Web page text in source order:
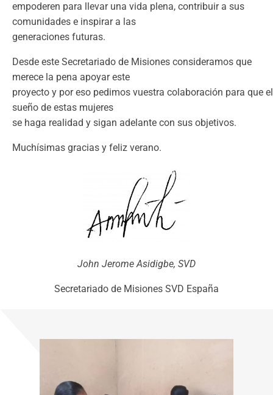
empoderen para llevar una vida plena, contribuir a sus
comunidades e inspirar a las
generaciones futuras.
Desde este Secretariado de Misiones consideramos que
merece la pena apoyar este
proyecto y por eso pedimos vuestra colaboración para que el
sueño de estas mujeres
se haga realidad y sigan adelante con sus objetivos.
Muchísimas gracias y feliz verano.
John Jerome Asidigbe, SVD
Secretariado de Misiones SVD España